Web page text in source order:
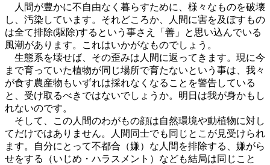
人間が豊かに不自由なく暮らすために、様々なものを破壊
し、汚染しています。それどころか、人間に害を及ぼすもの
は全て排除(駆除)するという事さえ「善」と思い込んでいる
風潮があります。これはいかがなものでしょう。
生態系を壊せば、その歪みは人間に返ってきます。現に今
まで育っていた植物が同じ場所で育たないという事は、我々
が食す農産物もいずれは採れなくなることを警告している
と、受け取るべきではないでしょうか。明日は我が身かもし
れないのです。
そして、この人間のわがもの顔は自然環境や動植物に対し
てだけではありません。人間同士でも同じとこが見受けられ
ます。自分にとって不都合（嫌）な人間を排除する、嫌がら
せをする（いじめ・ハラスメント）なども結局は同じこと